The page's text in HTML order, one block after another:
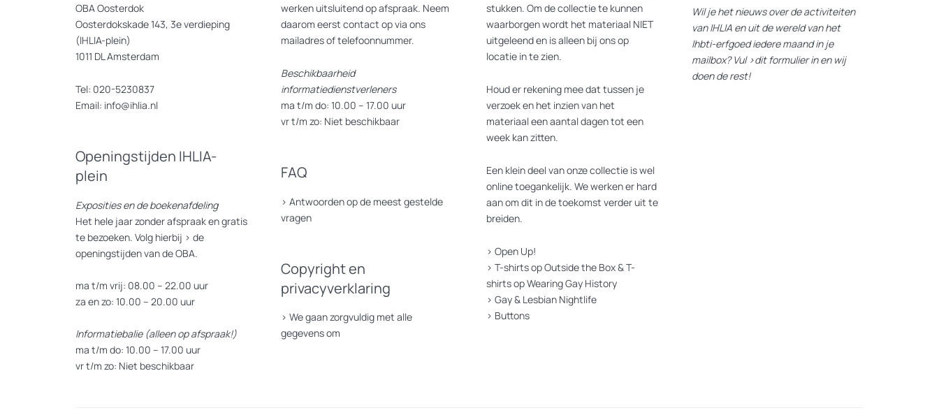
OBA Oosterdok
Oosterdokskade 143, 3e verdieping
(IHLIA-plein)
1011 DL Amsterdam
Tel: 020-5230837
Email: info@ihlia.nl
Openingstijden IHLIA-
plein
Exposities en de boekenafdeling
Het hele jaar zonder afspraak en gratis
te bezoeken. Volg hierbij > de
openingstijden van de OBA.
ma t/m vrij: 08.00 – 22.00 uur
za en zo: 10.00 – 20.00 uur
Informatiebalie (alleen op afspraak!)
ma t/m do: 10.00 – 17.00 uur
vr t/m zo: Niet beschikbaar
werken uitsluitend op afspraak. Neem
daarom eerst contact op via ons
mailadres of telefoonnummer.
Beschikbaarheid
informatiedienstverleners
ma t/m do: 10.00 – 17.00 uur
vr t/m zo: Niet beschikbaar
FAQ
> Antwoorden op de meest gestelde
vragen
Copyright en
privacyverklaring
> We gaan zorgvuldig met alle
gegevens om
stukken. Om de collectie te kunnen
waarborgen wordt het materiaal NIET
uitgeleend en is alleen bij ons op
locatie in te zien.
Houd er rekening mee dat tussen je
verzoek en het inzien van het
materiaal een aantal dagen tot een
week kan zitten.
Een klein deel van onze collectie is wel
online toegankelijk. We werken er hard
aan om dit in de toekomst verder uit te
breiden.
> Open Up!
> T-shirts op Outside the Box&T-
shirts op Wearing Gay History
> Gay & Lesbian Nightlife
> Buttons
Wil je het nieuws over de activiteiten
van IHLIA en uit de wereld van het
lhbti-erfgoed iedere maand in je
mailbox? Vul >dit formulierin en wij
doen de rest!